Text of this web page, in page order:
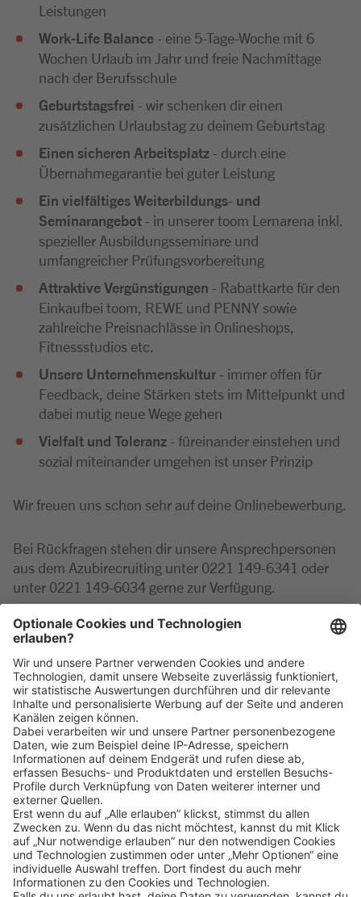
Leistungen
Work-Life Balance - eine 5-Tage-Woche mit 6
Wochen Urlaub im Jahr und freie Nachmittage
nach der Berufsschule
Geburtstagsfrei - wir schenken dir einen
zusätzlichen Urlaubstag zu deinem Geburtstag
Einen sicheren Arbeitsplatz - durch eine
Übernahmegarantie bei guter Leistung
Ein vielfältiges Weiterbildungs- und
Seminarangebot - in unserer toom Lernarena inkl.
spezieller Ausbildungsseminare und
umfangreicher Prüfungsvorbereitung
Attraktive Vergünstigungen - Rabattkarte für den
Einkaufbei toom, REWE und PENNY sowie
zahlreiche Preisnachlässe in Onlineshops,
Fitnessstudios etc.
Unsere Unternehmenskultur - immer offen für
Feedback, deine Stärken stets im Mittelpunkt und
dabei mutig neue Wege gehen
Vielfalt und Toleranz - füreinander einstehen und
sozial miteinander umgehen ist unser Prinzip
Wir freuen uns schon sehr auf deine Onlinebewerbung.
Bei Rückfragen stehen dir unsere Ansprechpersonen
aus dem Azubirecruiting unter 0221 149-6341 oder
unter 0221 149-6034 gerne zur Verfügung.
PS: Übrigens findet die Ausbildung zum toomworker
natürlich im Rahmen unserer Ladenöffnungszeiten
statt.
Klickehier, um alle offenen Jobs zu sehen.
Impressum Datenschutz
Privatsphäre-Einstellungen
FAQ
Veranstaltungen